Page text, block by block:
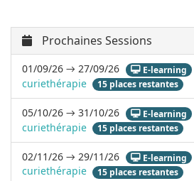
Prochaines Sessions
01/09/26 → 27/09/26 E-learning
curiethérapie
15 places restantes
05/10/26 → 31/10/26 E-learning
curiethérapie
15 places restantes
02/11/26 → 29/11/26 E-learning
curiethérapie
15 places restantes